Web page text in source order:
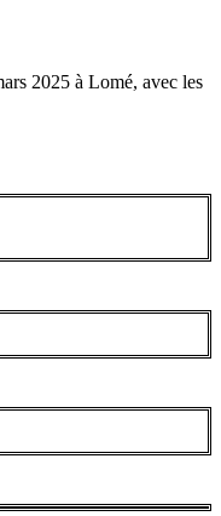
2025 à Lomé, avec les